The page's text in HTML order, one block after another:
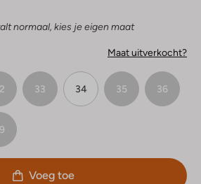
normaal, kies je eigen maat
Maat uitverkocht?
33 34 35 36
Voeg toe